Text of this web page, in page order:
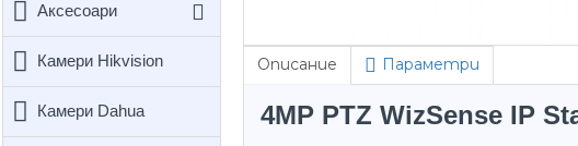
Аксесоари
Камери Hikvision
Камери Dahua
Описание Параметри
4MP PTZ WizSense IP